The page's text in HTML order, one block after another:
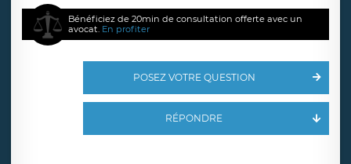
Bénéficiez de 20min de consultation offerte avec un
avocat. En profiter
POSEZ VOTRE QUESTION
RÉPONDRE